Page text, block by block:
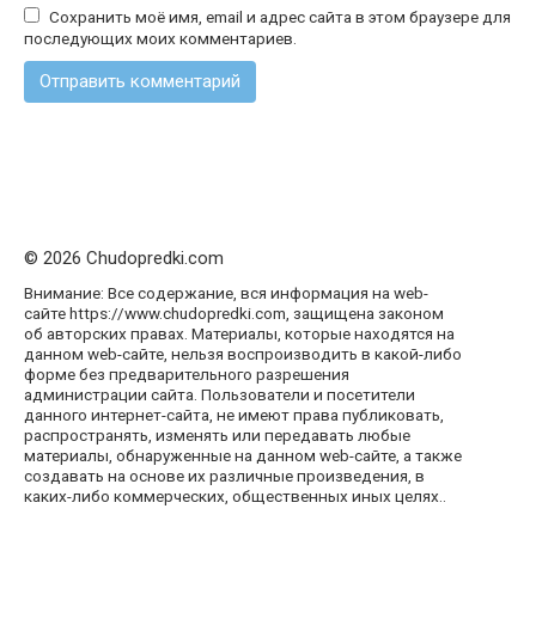
Сохранить моё имя, email и адрес сайта в этом браузере для
последующих моих комментариев.
© 2026 Chudopredki.com
Внимание: Все содержание, вся информация на web-
сайте https://www.chudopredki.com, защищена законом
об авторских правах. Материалы, которые находятся на
данном web-сайте, нельзя воспроизводить в какой-либо
форме без предварительного разрешения
администрации сайта. Пользователи и посетители
данного интернет-сайта, не имеют права публиковать,
распространять, изменять или передавать любые
материалы, обнаруженные на данном web-сайте, а также
создавать на основе их различные произведения, в
каких-либо коммерческих, общественных иных целях..